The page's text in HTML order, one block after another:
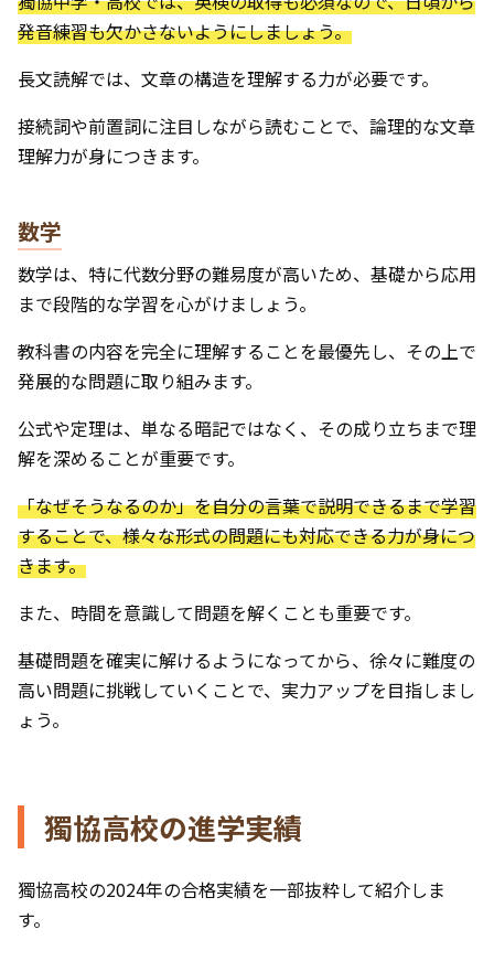
発音練習も欠かさないようにしましょう。
長文読解では、文章の構造を理解する力が必要です。
接続詞や前置詞に注目しながら読むことで、論理的な文章
理解力が身につきます。
数学
数学は、特に代数分野の難易度が高いため、基礎から応用
まで段階的な学習を心がけましょう。
教科書の内容を完全に理解することを最優先し、その上で
発展的な問題に取り組みます。
公式や定理は、単なる暗記ではなく、その成り立ちまで理
解を深めることが重要です。
「なぜそうなるのか」を自分の言葉で説明できるまで学習
することで、様々な形式の問題にも対応できる力が身につ
きます。
また、時間を意識して問題を解くことも重要です。
基礎問題を確実に解けるようになってから、徐々に難度の
高い問題に挑戦していくことで、実力アップを目指しまし
ょう。
獨協高校の進学実績
獨協高校の2024年の合格実績を一部抜粋して紹介しま
す。